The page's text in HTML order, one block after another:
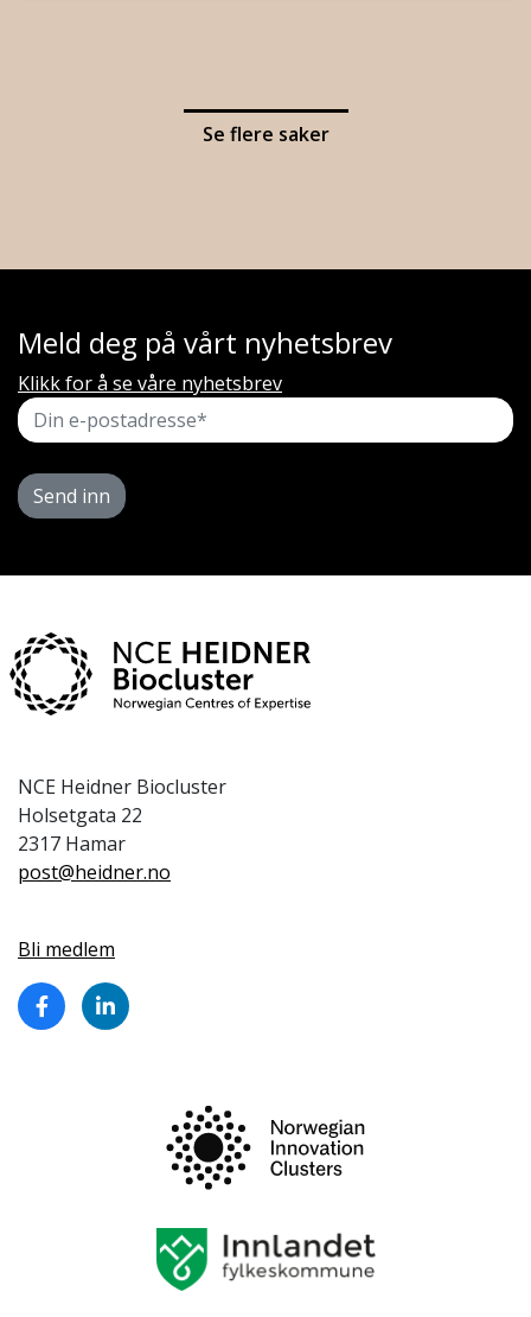
Se flere saker
Meld deg på vårt nyhetsbrev
Klikk for å se våre nyhetsbrev
Send inn
NCE Heidner Biocluster
Holsetgata 22
2317 Hamar
post@heidner.no
Bli medlem